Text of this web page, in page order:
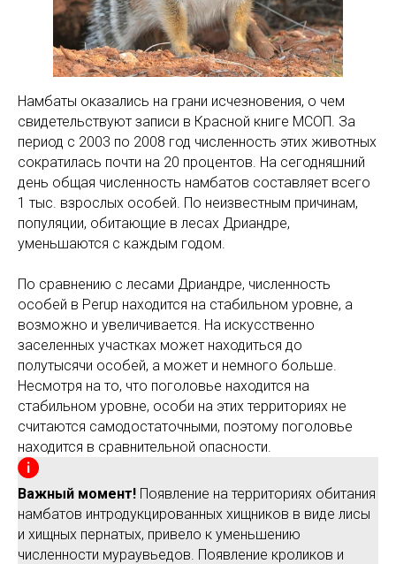
Намбаты оказались на грани исчезновения, о чем
свидетельствуют записи в Красной книге МСОП. За
период с 2003 по 2008 год численность этих животных
сократилась почти на 20 процентов. На сегодняшний
день общая численность намбатов составляет всего
1 тыс. взрослых особей. По неизвестным причинам,
популяции, обитающие в лесах Дриандре,
уменьшаются с каждым годом.
По сравнению с лесами Дриандре, численность
особей в Perup находится на стабильном уровне, а
возможно и увеличивается. На искусственно
заселенных участках может находиться до
полутысячи особей, а может и немного больше.
Несмотря на то, что поголовье находится на
стабильном уровне, особи на этих территориях не
считаются самодостаточными, поэтому поголовье
находится в сравнительной опасности.
Важный момент! Появление на территориях обитания
намбатов интродукцированных хищников в виде лисы
и хищных пернатых, привело к уменьшению
численности мураувьедов. Появление кроликов и